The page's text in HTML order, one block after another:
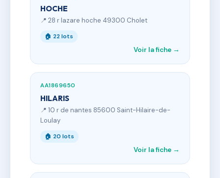
HOCHE
📍 28 r lazare hoche 49300 Cholet
🏠 22 lots
Voir la fiche →
AA1869650
HILARIS
📍 10 r de nantes 85600 Saint-Hilaire-de-
Loulay
🏠 20 lots
Voir la fiche →